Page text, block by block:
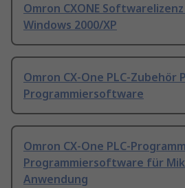
Omron CXONE
Windows 2000/XP
Omron CX-One PLC-Zubehör
Programmiersoftware
Omron CX-One PLC-
Programmiersoftware für
Anwendung